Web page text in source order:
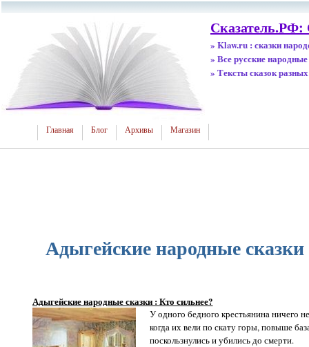
Сказатель.РФ:
» Klaw.ru : сказки
» Все русские народные
» Тексты сказок
Главная Блог Архивы Магазин
Адыгейские народные
Адыгейские народные сказки : Кто сильнее?
У одного бедного крестьянина ничего
когда их вели по скату горы, повыше
поскользнулись и убились до смерти.